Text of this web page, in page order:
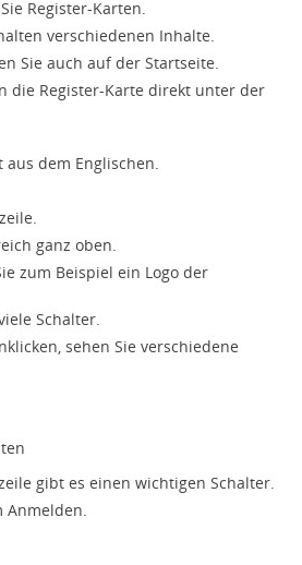
Register-Karten.
verschiedenen Inhalte.
Sie auch auf der Startseite.
die Register-Karte direkt unter der
dem Englischen.
ganz oben.
zum Beispiel ein Logo der
Schalter.
sehen Sie verschiedene
gibt es einen wichtigen Schalter.
Anmelden.